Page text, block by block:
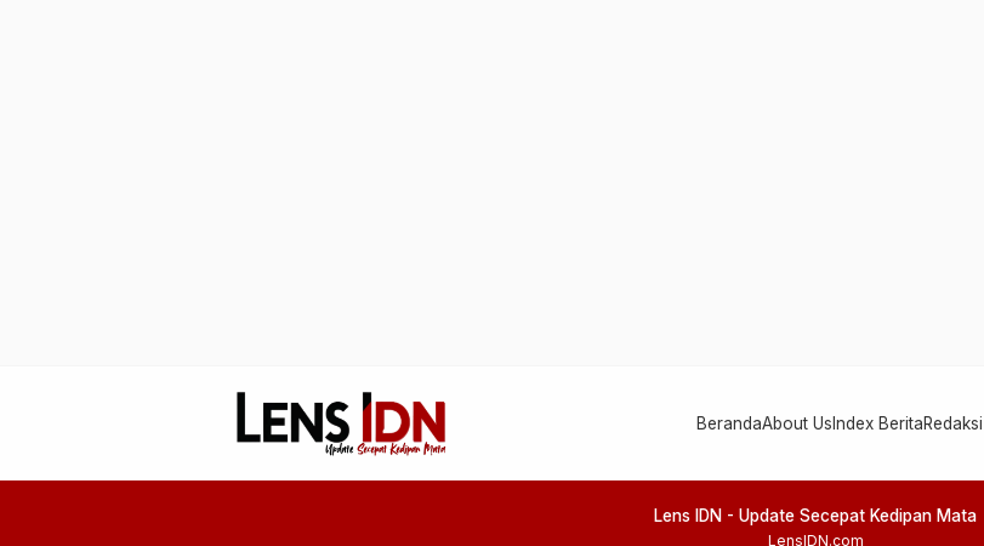
BerandaAbout Us Index BeritaRedaksi
Lens IDN - Update Secepat Kedipan Mata
LensIDN.com